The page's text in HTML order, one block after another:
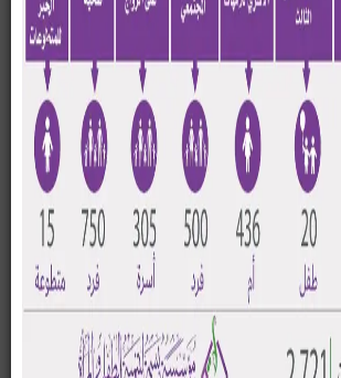
من البرنامج، الذي يُعد مرحلة تهيئة
من الأنشطة الهادفة التي شملت الألعاب
الدعم النفسي والاجتماعي، ضمن بيئة آمنة
الطفل في بداية مسيرته التعليمية.